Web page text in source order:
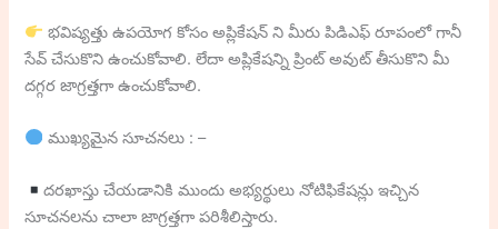
భవిష్యత్తు ఉపయోగ కోసం అప్లికేషన్ ని మీరు పిడిఎఫ్ రూపంలో గానీ
సేవ్ చేసుకొని ఉంచుకోవాలి. లేదా అప్లికేషన్ని ప్రింట్ అవుట్ తీసుకొని మీ
దగ్గర జాగ్రత్తగా ఉంచుకోవాలి.
ముఖ్యమైన సూచనలు : –
దరఖాస్తు చేయడానికి ముందు అభ్యర్థులు నోటిఫికేషన్లు ఇచ్చిన
సూచనలను చాలా జాగ్రత్తగా పరిశీలిస్తారు.